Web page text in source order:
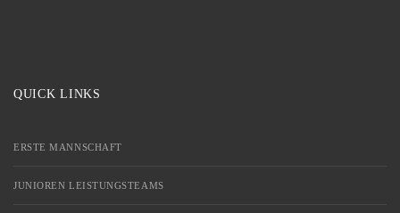
QUICK LINKS
ERSTE MANNSCHAFT
JUNIOREN LEISTUNGSTEAMS